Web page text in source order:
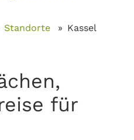
Standorte Kassel
für